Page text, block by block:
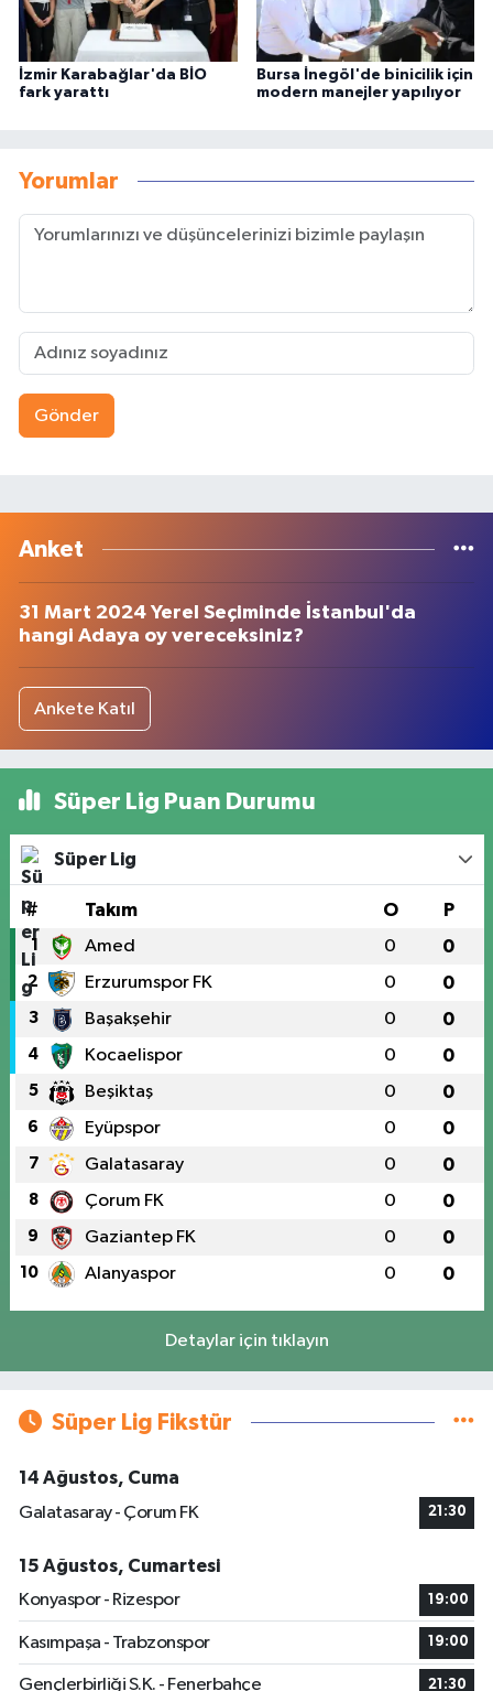
İzmir Karabağlar'da BİO
fark yarattı
Bursa İnegöl'de binicilik için
modern manejler yapılıyor
Yorumlar
Gönder
Anket
31 Mart 2024 Yerel Seçiminde İstanbul'da
hangi Adaya oy vereceksiniz?
Ankete Katıl
Süper Lig Puan Durumu
Süper Lig
# Takım O P
1 Amed 0 0
2 Erzurumspor FK 0 0
3 Başakşehir 0 0
4 Kocaelispor 0 0
5 Beşiktaş 0 0
6 Eyüpspor 0 0
7 Galatasaray 0 0
8 Çorum FK 0 0
9 Gaziantep FK 0 0
10 Alanyaspor 0 0
Detaylar için tıklayın
Süper Lig Fikstür
14 Ağustos, Cuma
Galatasaray - Çorum FK
21:30
15 Ağustos, Cumartesi
Konyaspor - Rizespor
19:00
Kasımpaşa - Trabzonspor 19:00
Gençlerbirliği S.K. - Fenerbahçe 21:30